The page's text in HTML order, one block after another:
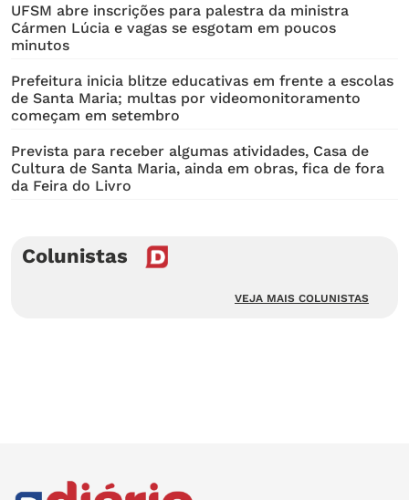
UFSM abre inscrições para palestra da ministra
Cármen Lúcia e vagas se esgotam em poucos
minutos
Prefeitura inicia blitze educativas em frente a escolas
de Santa Maria; multas por videomonitoramento
começam em setembro
Prevista para receber algumas atividades, Casa de
Cultura de Santa Maria, ainda em obras, fica de fora
da Feira do Livro
Colunistas
VEJA MAIS COLUNISTAS